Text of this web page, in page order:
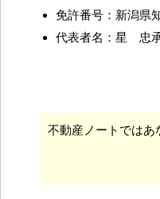
免許番号：新潟県
代表者名：星 忠
不動産ノートではあ